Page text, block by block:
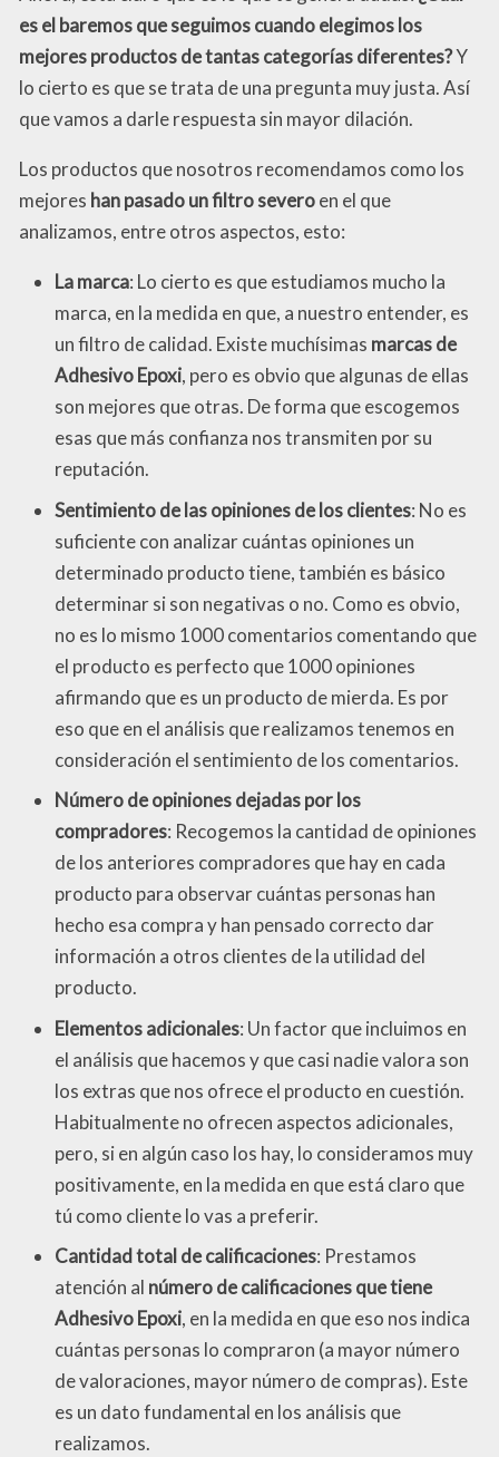
es el baremos que seguimos cuando elegimos los
mejores productos de tantas categorías diferentes?Y
lo cierto es que se trata de una pregunta muy justa. Así
que vamos a darle respuesta sin mayor dilación.
Los productos que nosotros recomendamos como los
mejores han pasado un filtro severoen el que
analizamos, entre otros aspectos, esto:
La marca: Lo cierto es que estudiamos mucho la
marca, en la medida en que, a nuestro entender, es
un filtro de calidad. Existe muchísimas marcas de
Adhesivo Epoxi, pero es obvio que algunas de ellas
son mejores que otras. De forma que escogemos
esas que más confianza nos transmiten por su
reputación.
Sentimiento de las opiniones de los clientes: No es
suficiente con analizar cuántas opiniones un
determinado producto tiene, también es básico
determinar si son negativas o no. Como es obvio,
no es lo mismo 1000 comentarios comentando que
el producto es perfecto que 1000 opiniones
afirmando que es un producto de mierda. Es por
eso que en el análisis que realizamos tenemos en
consideración el sentimiento de los comentarios.
Número de opiniones dejadas por los
compradores: Recogemos la cantidad de opiniones
de los anteriores compradores que hay en cada
producto para observar cuántas personas han
hecho esa compra y han pensado correcto dar
información a otros clientes de la utilidad del
producto.
Elementos adicionales: Un factor que incluimos en
el análisis que hacemos y que casi nadie valora son
los extras que nos ofrece el producto en cuestión.
Habitualmente no ofrecen aspectos adicionales,
pero, si en algún caso los hay, lo consideramos muy
positivamente, en la medida en que está claro que
tú como cliente lo vas a preferir.
Cantidad total de calificaciones: Prestamos
atención al número de calificaciones que tiene
Adhesivo Epoxi, en la medida en que eso nos indica
cuántas personas lo compraron (a mayor número
de valoraciones, mayor número de compras). Este
es un dato fundamental en los análisis que
realizamos.